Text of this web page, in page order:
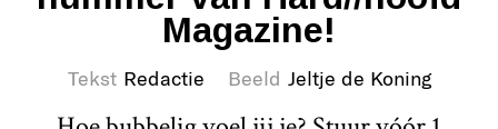
Magazine!
Tekst Redactie Beeld Jeltje de Koning